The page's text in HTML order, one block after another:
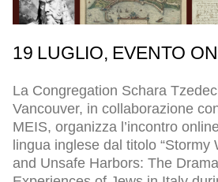
19 LUGLIO, EVENTO
La Congregation Schara
Vancouver, in collaborazione
MEIS, organizza l’incontro
lingua inglese dal titolo “Stormy
and Unsafe Harbors: The